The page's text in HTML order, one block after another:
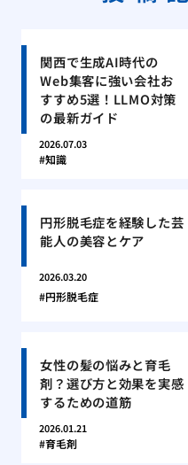
関西で生成AI時代の
Web集客に強い会社お
すすめ5選！LLMO対策
の最新ガイド
2026.07.03
知識
円形脱毛症を経験した芸
能人の美容とケア
2026.03.20
円形脱毛症
女性の髪の悩みと育毛
剤？選び方と効果を実感
するための道筋
2026.01.21
育毛剤